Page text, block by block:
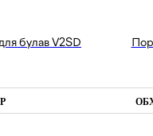
булав V2SD